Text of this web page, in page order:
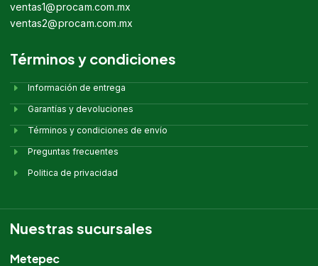
ventas1@procam.com.mx
ventas2@procam.com.mx
Términos y condiciones
Información de entrega
Garantías y devoluciones
Términos y condiciones de envío
Preguntas frecuentes
Politica de privacidad
Nuestras sucursales
Metepec